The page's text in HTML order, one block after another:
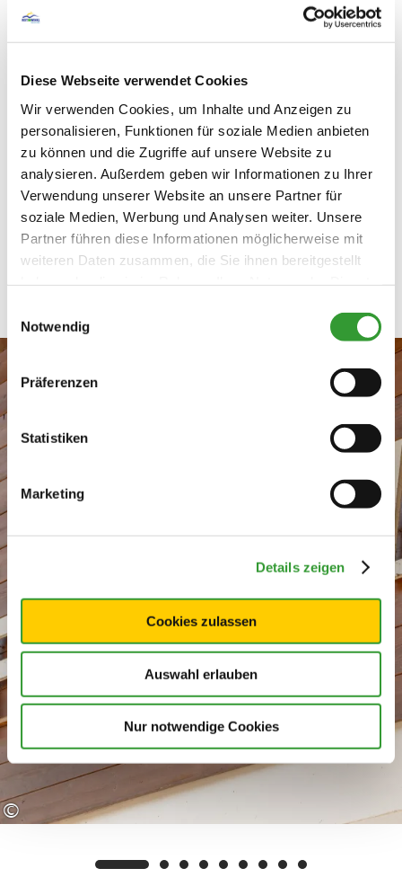
Diese Webseite verwendet Cookies
Wir verwenden Cookies, um Inhalte und Anzeigen zu
personalisieren, Funktionen für soziale Medien anbieten
zu können und die Zugriffe auf unsere Website zu
analysieren. Außerdem geben wir Informationen zu Ihrer
Verwendung unserer Website an unsere Partner für
soziale Medien, Werbung und Analysen weiter. Unsere
Partner führen diese Informationen möglicherweise mit
weiteren Daten zusammen, die Sie ihnen bereitgestellt
Notwendig
Präferenzen
Statistiken
Marketing
Details zeigen
Cookies zulassen
Auswahl erlauben
Nur notwendige Cookies
12. August 2026 geschlossen
Donnerstag
13. August 2026
Freitag
14. August 2026 geöffnet
Ruhetage Mittwoch
©